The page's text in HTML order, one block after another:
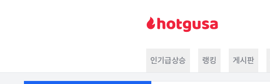
인기급상승 랭킹 게시판